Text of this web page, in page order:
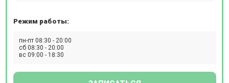
инфузионной терапии (капельницы здоровья и красоты).
Режим работы:
пн-пт 08:30 - 20:00
сб 08:30 - 20:00
вс 09:00 - 18:30